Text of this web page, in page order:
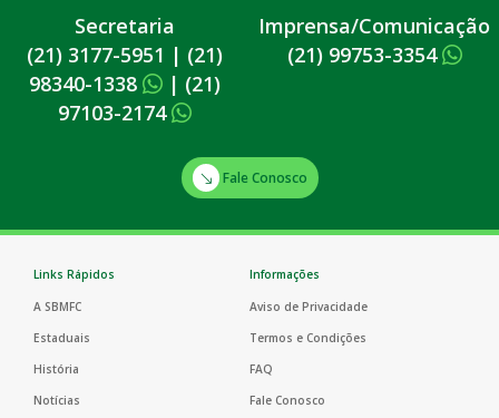
Secretaria
(21) 3177-5951 | (21)
98340-1338
| (21)
97103-2174
Imprensa/Comunicação
(21) 99753-3354
Fale Conosco
Links Rápidos
A SBMFC
Estaduais
História
Notícias
Informações
Aviso de Privacidade
Termos e Condições
FAQ
Fale Conosco